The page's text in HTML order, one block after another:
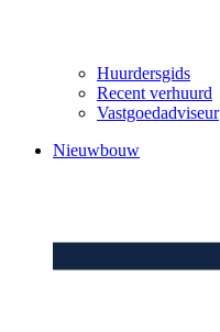
Huurdersgids
Recent verhuurd
Vastgoedadviseur
Nieuwbouw